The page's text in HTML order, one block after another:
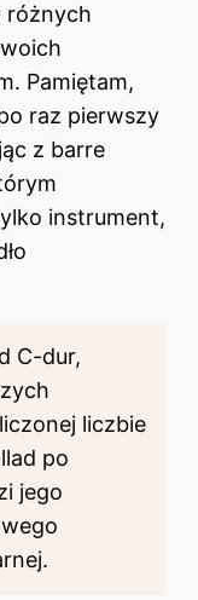
różnych
Pamiętam,
raz pierwszy
z barre
instrument,
C-dur,
liczbie
po
jego